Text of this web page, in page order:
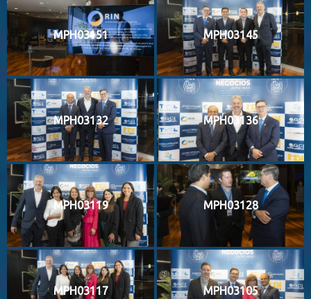
MPH03151 MPH03145
MPH03132 MPH03136
MPH03119 MPH03128
MPH03117 MPH03105